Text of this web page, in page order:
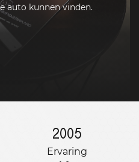
auto kunnen vinden.
2005
Ervaring